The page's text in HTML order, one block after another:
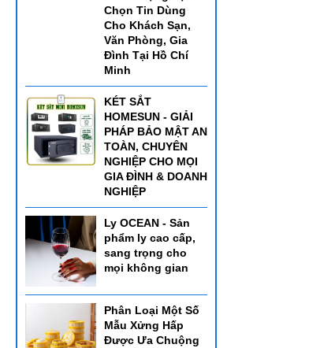
Chọn Tin Dùng
Cho Khách Sạn,
Văn Phòng, Gia
Đình Tại Hồ Chí
Minh
KÉT SẮT
HOMESUN - GIẢI
PHÁP BẢO MẬT AN
TOÀN, CHUYÊN
NGHIỆP CHO MỌI
GIA ĐÌNH & DOANH
NGHIỆP
Ly OCEAN - Sản
phẩm ly cao cấp,
sang trọng cho
mọi không gian
Phân Loại Một Số
Mẫu Xửng Hấp
Được Ưa Chuộng